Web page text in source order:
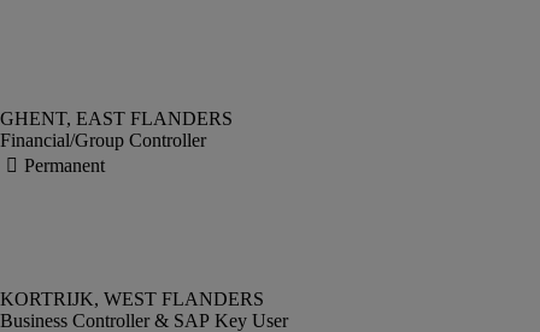
Financial/Group Controller
Business Controller & SAP Key User